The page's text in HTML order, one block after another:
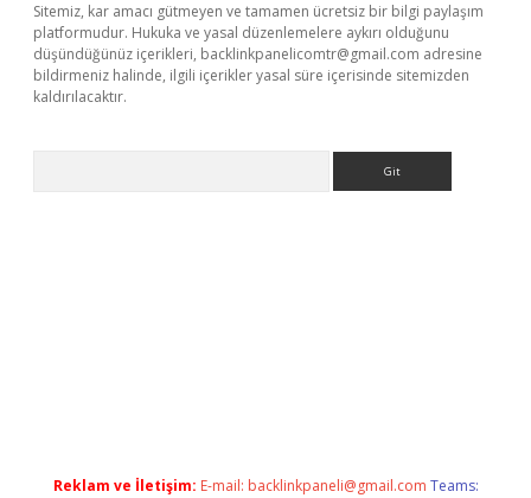
Sitemiz, kar amacı gütmeyen ve tamamen ücretsiz bir bilgi paylaşım
platformudur. Hukuka ve yasal düzenlemelere aykırı olduğunu
düşündüğünüz içerikleri, backlinkpanelicomtr@gmail.com adresine
bildirmeniz halinde, ilgili içerikler yasal süre içerisinde sitemizden
kaldırılacaktır.
Reklam ve İletişim: E-mail: backlinkpaneli@gmail.com Teams: